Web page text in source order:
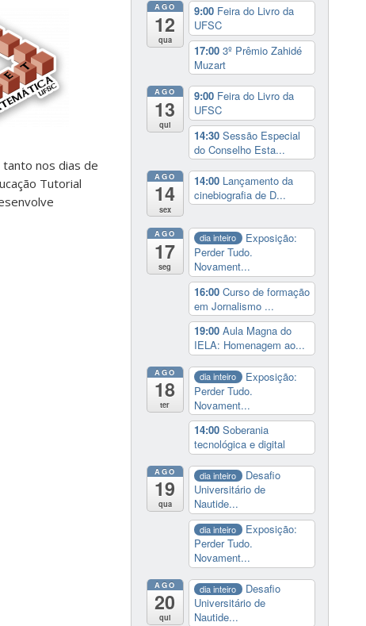
nos dias de
Tutorial
AGO
12
qua
9:00 Feira do Livro da
UFSC
17:00 3º Prêmio Zahidé
Muzart
AGO
13
qui
9:00 Feira do Livro da
UFSC
14:30 Sessão Especial
do Conselho Esta...
AGO
14
sex
14:00 Lançamento da
cinebiografia de D...
AGO
17
seg
dia inteiro
Exposição:
Perder Tudo.
Novament...
16:00 Curso de formação
em Jornalismo ...
19:00 Aula Magna do
IELA: Homenagem ao...
AGO
18
ter
dia inteiro
Exposição:
Perder Tudo.
Novament...
14:00 Soberania
tecnológica e digital
AGO
19
qua
dia inteiro
Desafio
Universitário de
Nautide...
dia inteiro
Exposição:
Perder Tudo.
Novament...
AGO
20
qui
dia inteiro
Desafio
Universitário de
Nautide...